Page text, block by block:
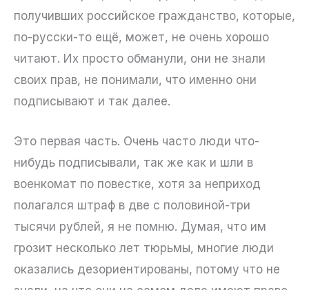
получивших российское гражданство, которые,
по-русски-то ещё, может, не очень хорошо
читают. Их просто обманули, они не знали
своих прав, не понимали, что именно они
подписывают и так далее.
Это первая часть. Очень часто люди что-
нибудь подписывали, так же как и шли в
военкомат по повестке, хотя за неприход
полагался штраф в две с половиной-три
тысячи рублей, я не помню. Думая, что им
грозит несколько лет тюрьмы, многие люди
оказались дезориентированы, потому что не